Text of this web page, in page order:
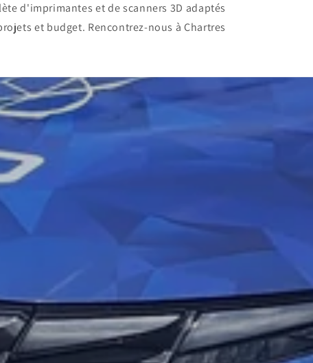
d'imprimantes et de scanners 3D adaptés
et budget. Rencontrez-nous à Chartres